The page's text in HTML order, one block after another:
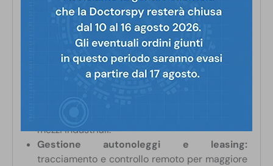
Gestione flotte aziendali:monitoraggio in
tempo reale di veicoli commerciali e
industriali.
Protezione contro furti:controllo remoto del
motore e allarmi su spegnimento o vibrazioni
Monitoraggio di veicoli pesanti e
macchinari:
mezzi industriali.
Gestione autonoleggi e leasing:
tracciamento e controllo remoto per maggiore